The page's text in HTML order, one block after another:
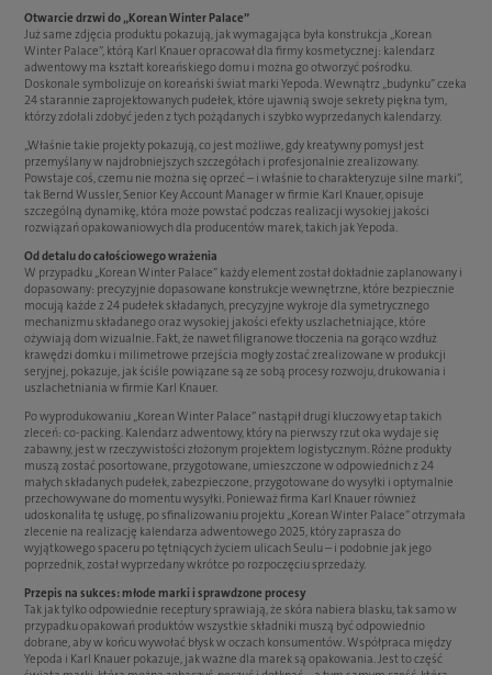
Otwarcie drzwi do „Korean Winter Palace”
Już same zdjęcia produktu pokazują, jak wymagająca była konstrukcja „Korean
Winter Palace”, którą Karl Knauer opracował dla firmy kosmetycznej: kalendarz
adwentowy ma kształt koreańskiego domu i można go otworzyć pośrodku.
Doskonale symbolizuje on koreański świat marki Yepoda. Wewnątrz „budynku” czeka
24 starannie zaprojektowanych pudełek, które ujawnią swoje sekrety piękna tym,
którzy zdołali zdobyć jeden z tych pożądanych i szybko wyprzedanych kalendarzy.
„Właśnie takie projekty pokazują, co jest możliwe, gdy kreatywny pomysł jest
przemyślany w najdrobniejszych szczegółach i profesjonalnie zrealizowany.
Powstaje coś, czemu nie można się oprzeć – i właśnie to charakteryzuje silne marki”,
tak Bernd Wussler, Senior Key Account Manager w firmie Karl Knauer, opisuje
szczególną dynamikę, która może powstać podczas realizacji wysokiej jakości
rozwiązań opakowaniowych dla producentów marek, takich jak Yepoda.
Od detalu do całościowego wrażenia
W przypadku „Korean Winter Palace” każdy element został dokładnie zaplanowany i
dopasowany: precyzyjnie dopasowane konstrukcje wewnętrzne, które bezpiecznie
mocują każde z 24 pudełek składanych, precyzyjne wykroje dla symetrycznego
mechanizmu składanego oraz wysokiej jakości efekty uszlachetniające, które
ożywiają dom wizualnie. Fakt, że nawet filigranowe tłoczenia na gorąco wzdłuż
krawędzi domku i milimetrowe przejścia mogły zostać zrealizowane w produkcji
seryjnej, pokazuje, jak ściśle powiązane są ze sobą procesy rozwoju, drukowania i
uszlachetniania w firmie Karl Knauer.
Po wyprodukowaniu „Korean Winter Palace” nastąpił drugi kluczowy etap takich
zleceń: co-packing. Kalendarz adwentowy, który na pierwszy rzut oka wydaje się
zabawny, jest w rzeczywistości złożonym projektem logistycznym. Różne produkty
muszą zostać posortowane, przygotowane, umieszczone w odpowiednich z 24
małych składanych pudełek, zabezpieczone, przygotowane do wysyłki i optymalnie
przechowywane do momentu wysyłki. Ponieważ firma Karl Knauer również
udoskonaliła tę usługę, po sfinalizowaniu projektu „Korean Winter Palace” otrzymała
zlecenie na realizację kalendarza adwentowego 2025, który zaprasza do
wyjątkowego spaceru po tętniących życiem ulicach Seulu – i podobnie jak jego
poprzednik, został wyprzedany wkrótce po rozpoczęciu sprzedaży.
Przepis na sukces: młode marki i sprawdzone procesy
Tak jak tylko odpowiednie receptury sprawiają, że skóra nabiera blasku, tak samo w
przypadku opakowań produktów wszystkie składniki muszą być odpowiednio
dobrane, aby w końcu wywołać błysk w oczach konsumentów. Współpraca między
Yepoda i Karl Knauer pokazuje, jak ważne dla marek są opakowania. Jest to część